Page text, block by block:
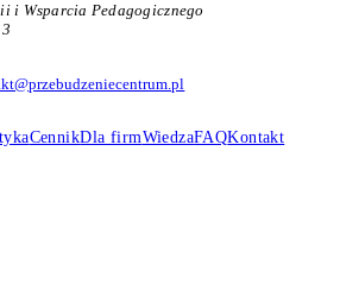
i Wsparcia Pedagogicznego
CennikDla firmWiedzaFAQKontakt